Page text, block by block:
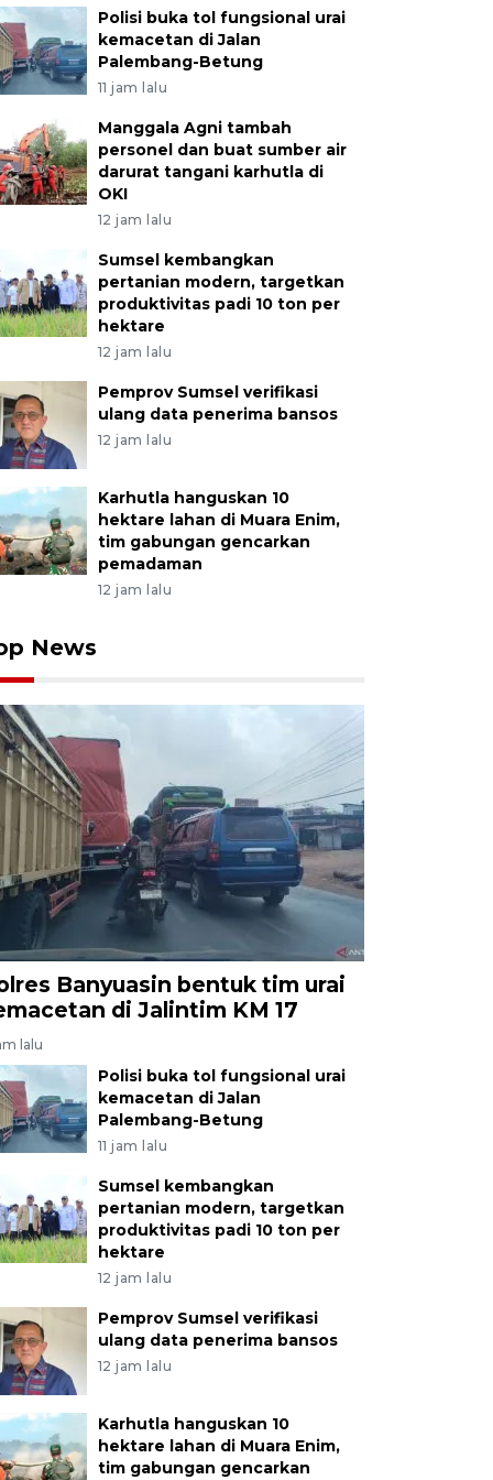
Polisi buka tol fungsional urai
kemacetan di Jalan
Palembang-Betung
11 jam lalu
Manggala Agni tambah
personel dan buat sumber air
darurat tangani karhutla di
OKI
12 jam lalu
Sumsel kembangkan
pertanian modern, targetkan
produktivitas padi 10 ton per
hektare
12 jam lalu
Pemprov Sumsel verifikasi
ulang data penerima bansos
12 jam lalu
Karhutla hanguskan 10
hektare lahan di Muara Enim,
tim gabungan gencarkan
pemadaman
12 jam lalu
News
Banyuasin bentuk tim urai
di Jalintim KM 17
lalu
Polisi buka tol fungsional urai
kemacetan di Jalan
Palembang-Betung
11 jam lalu
Sumsel kembangkan
pertanian modern, targetkan
produktivitas padi 10 ton per
hektare
12 jam lalu
Pemprov Sumsel verifikasi
ulang data penerima bansos
12 jam lalu
Karhutla hanguskan 10
hektare lahan di Muara Enim,
tim gabungan gencarkan